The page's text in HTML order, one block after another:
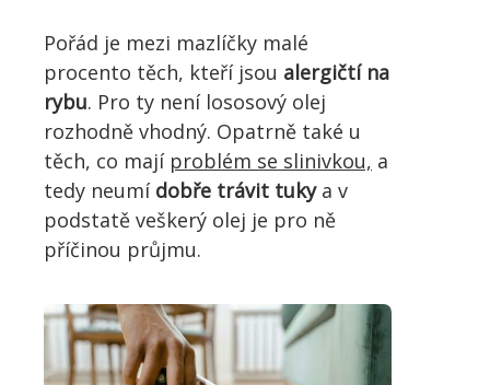
Pořád je mezi mazlíčky malé
procento těch, kteří jsou alergičtí na
rybu. Pro ty není lososový olej
rozhodně vhodný. Opatrně také u
těch, co mají problém se slinivkou, a
tedy neumí dobře trávit tukya v
podstatě veškerý olej je pro ně
příčinou průjmu.